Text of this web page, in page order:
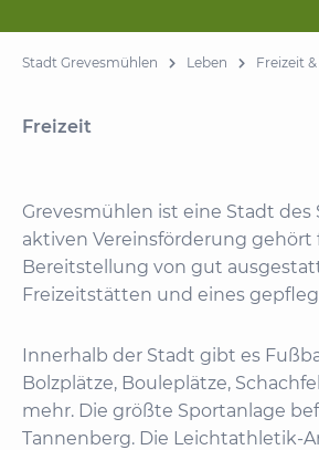
Stadt Grevesmühlen Leben Freizeit
Freizeit
Grevesmühlen ist eine Stadt des
aktiven Vereinsförderung gehört
Bereitstellung von gut
Freizeitstätten und eines
Innerhalb der Stadt gibt es
Bolzplätze, Bouleplätze,
mehr. Die größte Sportanlage
Tannenberg. Die Leichtathletik-